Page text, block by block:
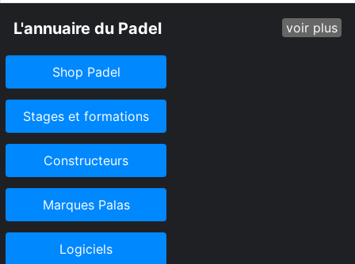
L'annuaire du Padel voir plus
Shop Padel
Stages et formations
Constructeurs
Marques Palas
Logiciels